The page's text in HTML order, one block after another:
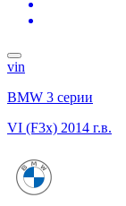
vin
BMW 3 серии
VI (F3x) 2014 г.в.